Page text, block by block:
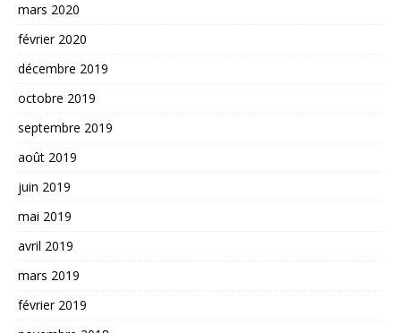
mars 2020
février 2020
décembre 2019
octobre 2019
septembre 2019
août 2019
juin 2019
mai 2019
avril 2019
mars 2019
février 2019